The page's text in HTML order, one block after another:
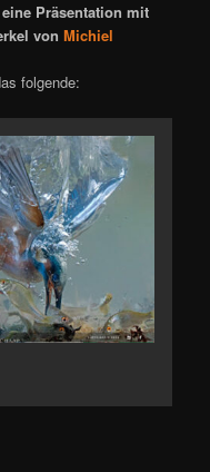
Präsentation mit
vonMichiel
folgende: